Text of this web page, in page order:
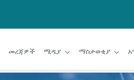
መረጃዎች ሚዲያ ማስታወቂያ